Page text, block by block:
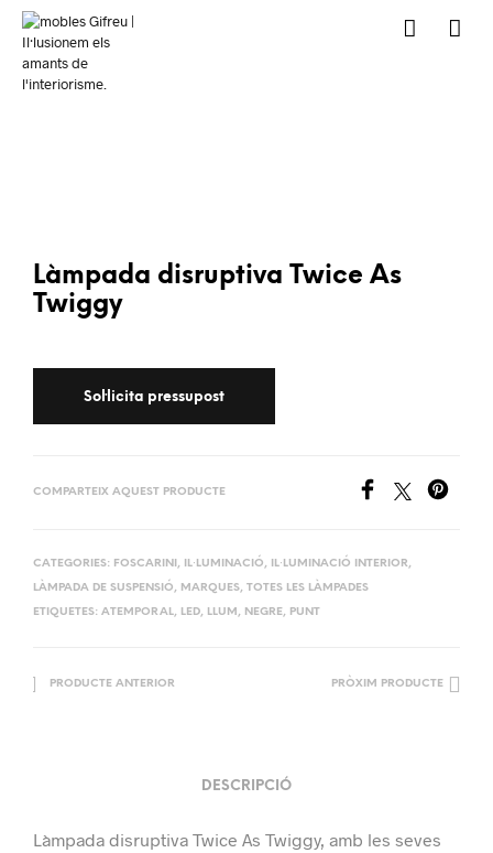
Làmpada disruptiva Twice As
Twiggy
COMPARTEIX AQUEST PRODUCTE
CATEGORIES: FOSCARINI , IL·LUMINACIÓ, IL·LUMINACIÓ INTERIOR,
LÀMPADA DE SUSPENSIÓ, MARQUES, TOTES LES LÀMPADES
ETIQUETES: ATEMPORAL, LED, LLUM , NEGRE, PUNT
PRODUCTE ANTERIOR PRÒXIM PRODUCTE
DESCRIPCIÓ
Làmpada disruptiva Twice As Twiggy, amb les seves